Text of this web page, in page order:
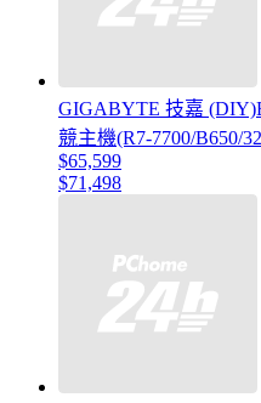
GIGABYTE 技嘉
競主機(R7-7700/B650/
$65,599
$71,498